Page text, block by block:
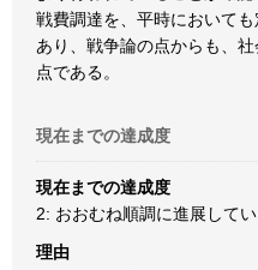
戦費調達を、平時において
あり、戦争論の点からも、
点である。
現在までの達成度
現在までの達成度
2: おおむね順調に進展して
理由